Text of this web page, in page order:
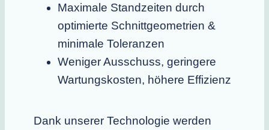
Maximale Standzeiten durch
optimierte Schnittgeometrien &
minimale Toleranzen
Weniger Ausschuss, geringere
Wartungskosten, höhere Effizienz
Dank unserer Technologie werden